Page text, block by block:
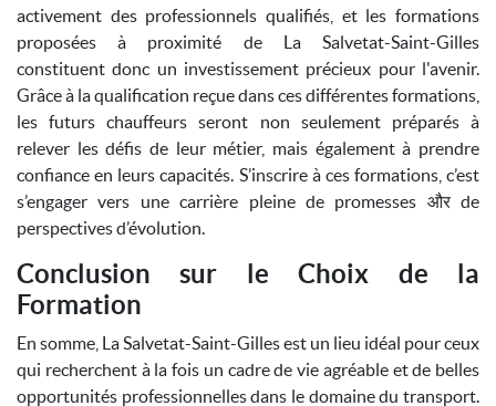
activement des professionnels qualifiés, et les formations
proposées à proximité de La Salvetat-Saint-Gilles
constituent donc un investissement précieux pour l'avenir.
Grâce à la qualification reçue dans ces différentes formations,
les futurs chauffeurs seront non seulement préparés à
relever les défis de leur métier, mais également à prendre
confiance en leurs capacités. S’inscrire à ces formations, c’est
s’engager vers une carrière pleine de promesses और de
perspectives d’évolution.
Conclusion sur le Choix de la
Formation
En somme, La Salvetat-Saint-Gilles est un lieu idéal pour ceux
qui recherchent à la fois un cadre de vie agréable et de belles
opportunités professionnelles dans le domaine du transport.